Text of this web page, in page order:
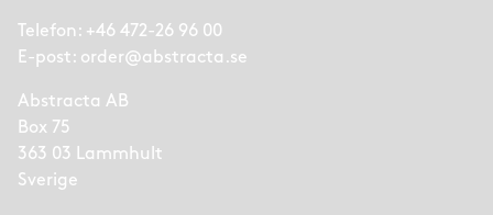
Telefon: +46 472-26 96 00
E-post: order@abstracta.se
Abstracta AB
Box 75
363 03 Lammhult
Sverige